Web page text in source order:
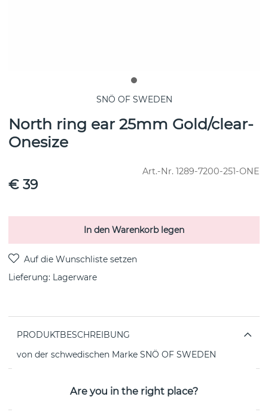
SNÖ OF SWEDEN
North ring ear 25mm Gold/clear-
Onesize
Art.-Nr. 1289-7200-251-ONE
€ 39
In den Warenkorb legen
Lieferung: Lagerware
PRODUKTBESCHREIBUNG
von der schwedischen Marke SNÖ OF SWEDEN
EIGENSCHAFTENAre you in the right place?